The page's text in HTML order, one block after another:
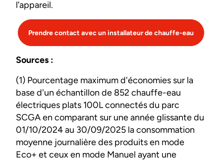
l’appareil.
Prendre contact avec un installateur de chauffe-eau
Sources :
(1) Pourcentage maximum d'économies sur la
base d'un échantillon de 852 chauffe-eau
électriques plats 100L connectés du parc
SCGA en comparant sur une année glissante du
01/10/2024 au 30/09/2025 la consommation
moyenne journalière des produits en mode
Eco+ et ceux en mode Manuel ayant une